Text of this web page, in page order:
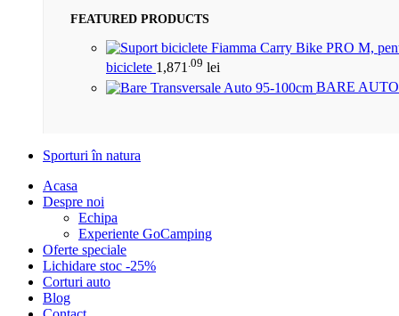
FEATURED PRODUCTS
biciclete 1,871 .09 lei
BARE
Sporturi în natura
Acasa
Despre noi
Echipa
Experiente GoCamping
Oferte speciale
Lichidare stoc -25%
Corturi auto
Blog